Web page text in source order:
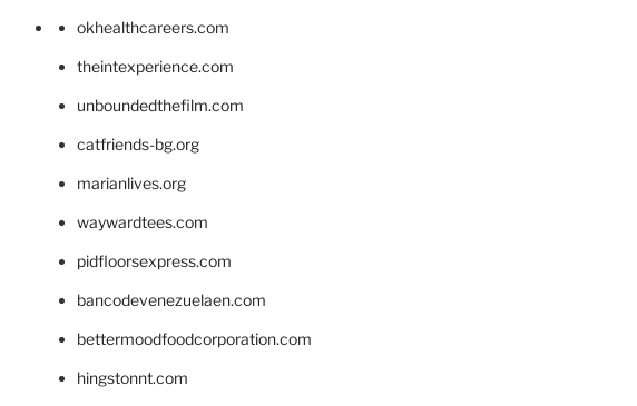
okhealthcareers.com
theintexperience.com
unboundedthefilm.com
catfriends-bg.org
marianlives.org
waywardtees.com
pidfloorsexpress.com
bancodevenezuelaen.com
bettermoodfoodcorporation.com
hingstonnt.com